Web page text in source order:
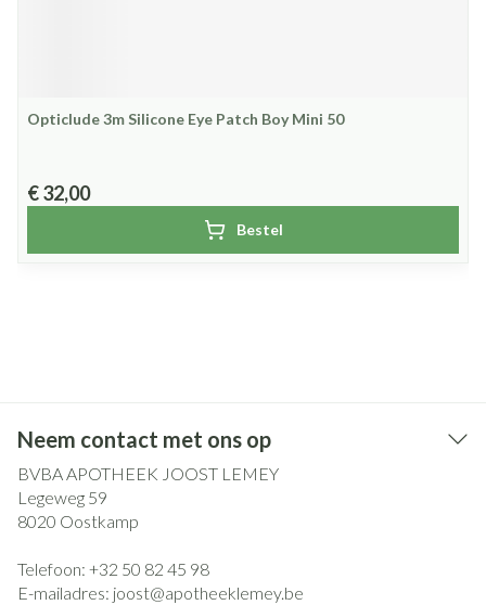
Opticlude 3m Silicone Eye Patch Boy Mini 50
€ 32,00
Bestel
Neem contact met ons op
BVBA APOTHEEK JOOST LEMEY
Legeweg 59
8020 Oostkamp
Telefoon: +32 50 82 45 98
E-mailadres: joost@apotheeklemey.be